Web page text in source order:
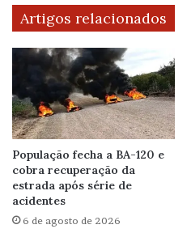
Artigos relacionados
População fecha a BA-120 e
cobra recuperação da
estrada após série de
acidentes
6 de agosto de 2026